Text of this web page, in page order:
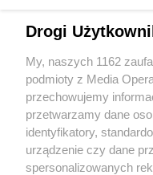
Wydawca mediów
Drogi
My, naszych 1162
podmioty z Media
przechowujemy
przetwarzamy dane
identyfikatory,
urządzenie czy dane
spersonalizowanych